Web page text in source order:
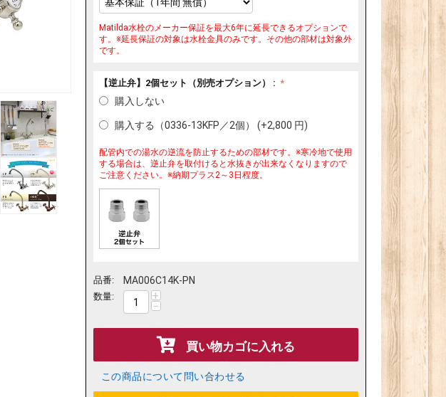
Matilda水栓のメーカー保証を最大6年に延長できるオプションで
す。※延長保証の対象は水栓金具のみです。その他の部材は対象外
です。
【逆止弁】2個セット（別売オプション） :
購入しない
購入する（0336-13KFP／2個） (+2,800 円)
配管内での湯水の逆流を防止するための部材です。※寒冷地で使用
する場合は、逆止弁を取付けると水抜きが出来なくなりますので
ご注意ください。※納期プラス2～3日程度。
品番: MA006C14K-PN
数量: +
−
買い物カゴに入れる
この商品について問い合わせる